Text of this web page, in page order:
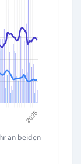
an beiden